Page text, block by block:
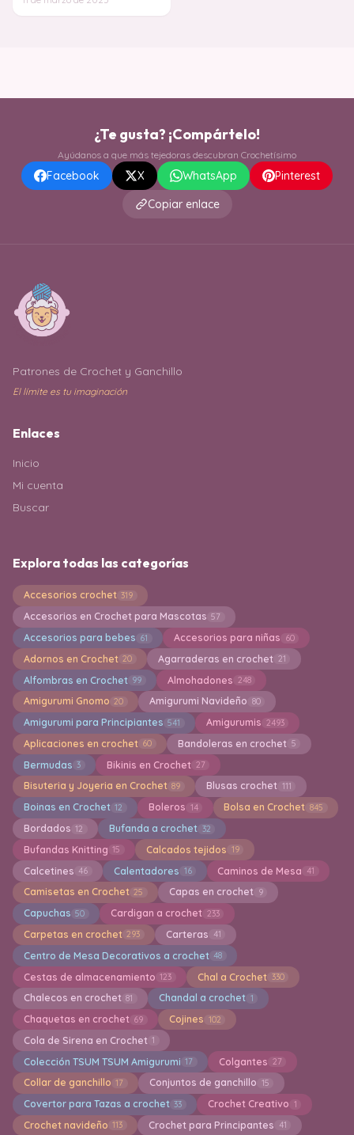
regalar. Ya sea pa
¿Te gusta? ¡Compártelo!
Ayúdanos a que más tejedoras descubran Crochetísimo
Facebook X WhatsApp
Pinterest
Copiar enlace
Patrones de Crochet y Ganchillo
El límite es tu imaginación
Enlaces
Inicio
Mi cuenta
Buscar
Explora todas las categorías
Accesorios crochet 319
Accesorios en Crochet para Mascotas 57
Accesorios para bebes 61 Accesorios para niñas 60
Adornos en Crochet 20 Agarraderas en crochet 21
Alfombras en Crochet 99 Almohadones 248
Amigurumi Gnomo 20 Amigurumi Navideño 80
Amigurumi para Principiantes 541 Amigurumis 2493
Aplicaciones en crochet 60 Bandoleras en crochet 5
Bermudas 3 Bikinis en Crochet 27
Bisuteria y Joyeria en Crochet 89 Blusas crochet 111
Boinas en Crochet 12 Boleros 14 Bolsa en Crochet 845
Bordados 12 Bufanda a crochet 32
Bufandas Knitting 15 Calcados tejidos 19
Calcetines 46 Calentadores 16 Caminos de Mesa 41
Camisetas en Crochet 25 Capas en crochet 9
Capuchas 50 Cardigan a crochet 233
Carpetas en crochet 293 Carteras 41
Centro de Mesa Decorativos a crochet 48
Cestas de almacenamiento 123 Chal a Crochet 330
Chalecos en crochet 81 Chandal a crochet 1
Chaquetas en crochet 69 Cojines 102
Cola de Sirena en Crochet 1
Colección TSUM TSUM Amigurumi 17 Colgantes 27
Collar de ganchillo 17 Conjuntos de ganchillo 15
Covertor para Tazas a crochet 33 Crochet Creativo 1
Crochet navideño 113 Crochet para Principantes 41